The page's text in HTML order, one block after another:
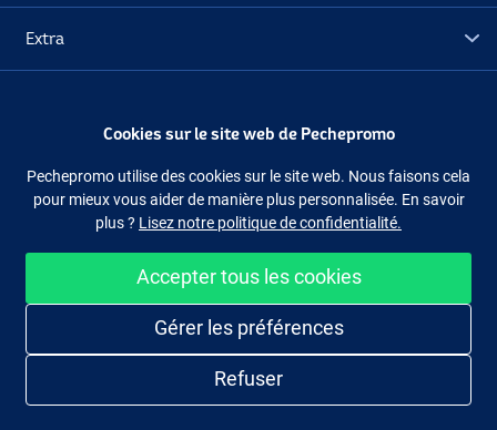
Extra
Suivez-nous Facebook Instagram
Cookies sur le site web de Pechepromo
Pechepromo utilise des cookies sur le site web. Nous faisons cela
pour mieux vous aider de manière plus personnalisée. En savoir
plus ? Lisez notre politique de confidentialité.
Accepter tous les cookies
Gérer les préférences
Refuser